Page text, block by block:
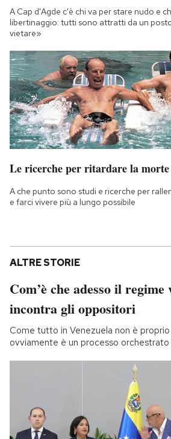
A Cap d'Agde c'è chi va per stare nudo e
libertinaggio: tutti sono attratti da un
vietare»
Le ricerche per ritardare la morte
A che punto sono studi e ricerche per
e farci vivere più a lungo possibile
ALTRE STORIE
Com’è che adesso il regime
incontra gli oppositori
Come tutto in Venezuela non è
ovviamente è un processo